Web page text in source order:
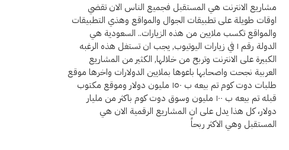
مشاريع الانترنت هي المستقبل فجميع الناس الان تقضي
اوقات طويلة على تطبيقات الجوال والمواقع وهذي التطبيقات
والمواقع تكسب ملايين من هذه الزيارات.. السعودية هي
الدولة رقم ١ في زيارات اليوتيوب, يجب ان تستغل هذه الرغبه
الكبيرة على الانترنت وتربح من خلالها, الكثير من المشاريع
العربية نجحت واصحابها باعوها بملايين الدولارات واخرها موقع
طلبات دوت كوم تم بيعه ب ١٥٠ مليون دولار وموقع مكتوب
قبله تم بيعه ب ١٠٠ مليون وسوق دوت كوم باكثر من مليار
دولار، كل هذا يدل على ان المشاريع الرقمية الان هي
المستقبل وهي الاكثر ربحاً